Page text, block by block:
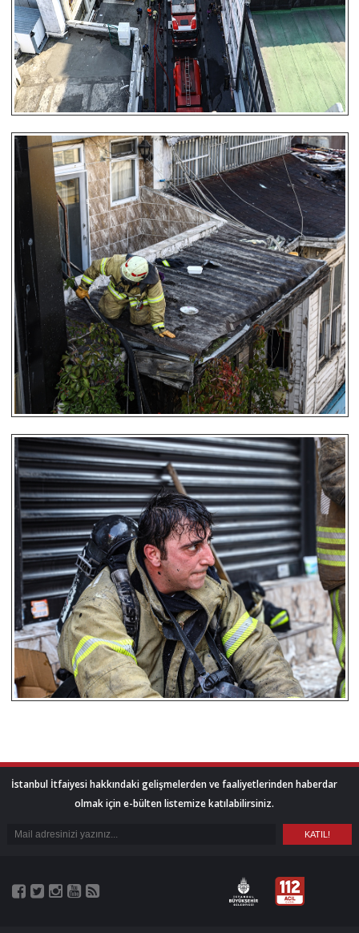
İstanbul İtfaiyesi hakkındaki gelişmelerden ve faaliyetlerinden haberdar
olmak için e-bülten listemize katılabilirsiniz.